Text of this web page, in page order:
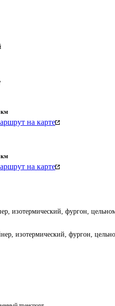
км
на карте
км
на карте
изотермический, фургон,
изотермический, фургон,